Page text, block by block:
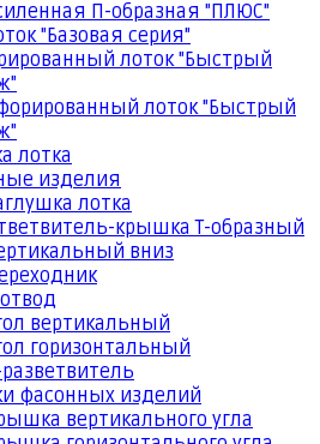
П-образная "ПЛЮС"
"Базовая серия"
лоток "Быстрый
лоток "Быстрый
лотка
изделия
лотка
крышка Т-образный
вниз
вертикальный
горизонтальный
фасонных изделий
вертикального угла